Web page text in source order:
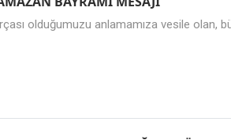
olduğumuzu anlamamıza vesile